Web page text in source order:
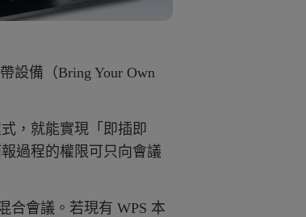
設備（Bring Your Own
，就能實現「即插即
過程的權限可只向會議
合會議。若現有 WPS 本